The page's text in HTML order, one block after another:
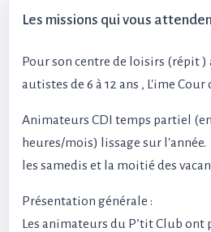
Les missions qui vous
Pour son centre de loisirs (répit
autistes de 6 à 12 ans , L'ime
Animateurs CDI temps partiel
heures/mois) lissage sur l'année.
les samedis et la moitié des
Présentation générale :
Les animateurs du P’tit Club ont